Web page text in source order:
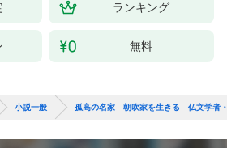
ランキング
無料
小説一般 孤高の名家 朝吹家を生きる 仏文学者